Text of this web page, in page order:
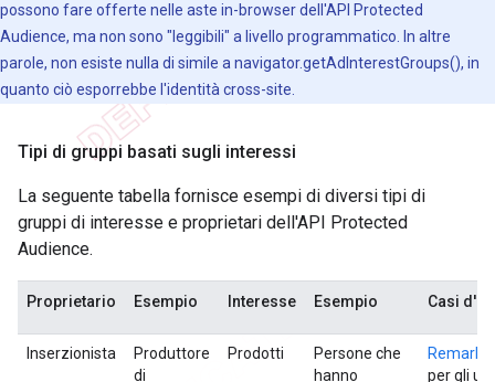
possono fare offerte nelle aste in-browser dell'API Protected
Audience, ma non sono "leggibili" a livello programmatico. In altre
parole, non esiste nulla di simile a navigator.getAdInterestGroups(), in
quanto ciò esporrebbe l'identità cross-site.
Tipi di gruppi basati sugli interessi
La seguente tabella fornisce esempi di diversi tipi di
gruppi di interesse e proprietari dell'API Protected
Audience.
Proprietario Esempio Interesse Esempio Casi
Inserzionista
Produttore
di
Prodotti
Persone che
hanno
per gli